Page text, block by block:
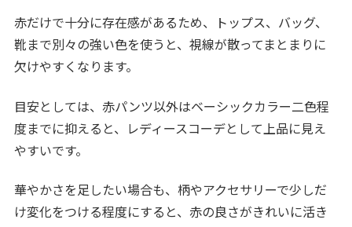
赤だけで十分に存在感があるため、トップス、バッグ、
靴まで別々の強い色を使うと、視線が散ってまとまりに
欠けやすくなります。
目安としては、赤パンツ以外はベーシックカラー二色程
度までに抑えると、レディースコーデとして上品に見え
やすいです。
華やかさを足したい場合も、柄やアクセサリーで少しだ
け変化をつける程度にすると、赤の良さがきれいに活き